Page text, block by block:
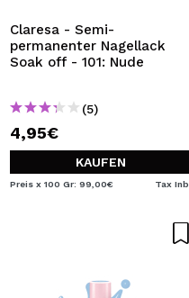
Claresa - Semi-
permanenter Nagellack
Soak off - 101: Nude
(5)
4,95€
KAUFEN
Preis x 100 Gr: 99,00€ Tax Inb.